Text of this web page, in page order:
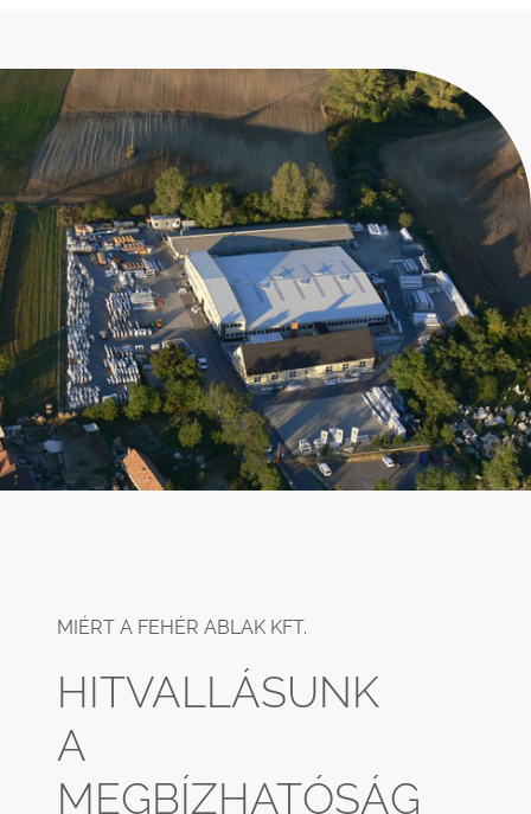
MIÉRT A FEHÉR ABLAK KFT.
HITVALLÁSUNK
A
MEGBÍZHATÓSÁG